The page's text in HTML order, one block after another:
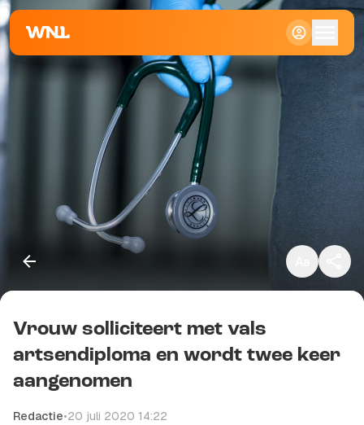
Klein
Standaard
Kopieer link
Vrouw solliciteert met vals
artsendiploma en wordt twee keer
aangenomen
Redactie•20 juli 2020 14:22